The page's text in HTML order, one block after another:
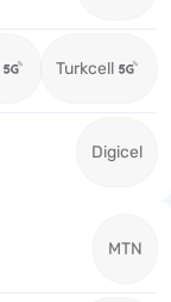
Turkcell
Digicel
MTN